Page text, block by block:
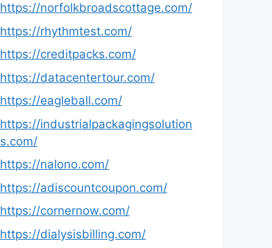
https://norfolkbroadscottage.com/
https://rhythmtest.com/
https://creditpacks.com/
https://datacentertour.com/
https://eagleball.com/
https://industrialpackagingsolution
s.com/
https://nalono.com/
https://adiscountcoupon.com/
https://cornernow.com/
https://dialysisbilling.com/